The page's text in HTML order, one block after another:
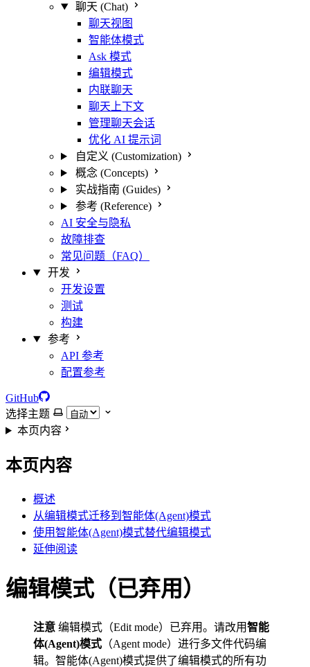
聊天 (Chat)
聊天视图
智能体模式
Ask 模式
编辑模式
内联聊天
聊天上下文
管理聊天会话
优化 AI 提示词
自定义 (Customization)
概念 (Concepts)
实战指南 (Guides)
参考 (Reference)
AI 安全与隐私
故障排查
常见问题（FAQ）
开发
开发设置
测试
构建
参考
API 参考
配置参考
GitHub
选择主题
本页内容
本页内容
概述
从编辑模式迁移到智能体(Agent)模式
使用智能体(Agent)模式替代编辑模式
延伸阅读
编辑模式（已弃用）
注意 编辑模式（Edit mode）已弃用。请改用智能
体(Agent)模式 （Agent mode）进行多文件代码编
辑。智能体(Agent)模式提供了编辑模式的所有功